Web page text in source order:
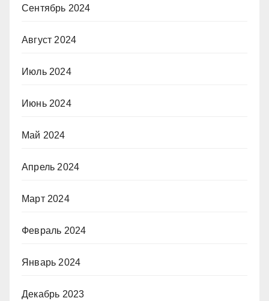
Сентябрь 2024
Август 2024
Июль 2024
Июнь 2024
Май 2024
Апрель 2024
Март 2024
Февраль 2024
Январь 2024
Декабрь 2023